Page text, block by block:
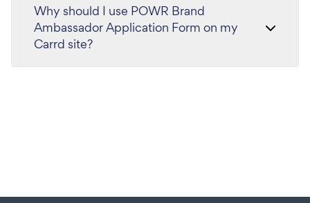
Why should I use POWR Brand
Ambassador Application Form on my
Carrd site?